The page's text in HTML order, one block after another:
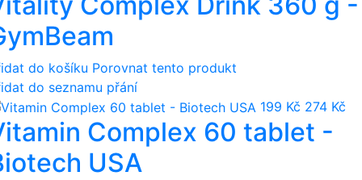
do košíku Porovnat tento produkt
do seznamu přání
199 Kč 274 Kč
Complex 60 tablet -
USA